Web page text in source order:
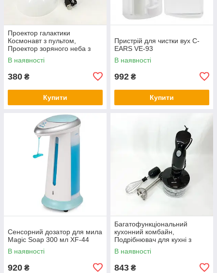
Проектор галактики
Космонавт з пультом,
Проектор зоряного неба з
пультом дистанційного
керування UH-91
В наявності
380 ₴
Купити
Пристрій для чистки вух С-
EARS VE-93
В наявності
992 ₴
Купити
Сенсорний дозатор для мила
Magic Soap 300 мл XF-44
В наявності
920 ₴
Багатофункціональний
кухонний комбайн,
Подрібнювач для кухні з
металевою чашею, Блендери
з насадками KH-96
В наявності
843 ₴